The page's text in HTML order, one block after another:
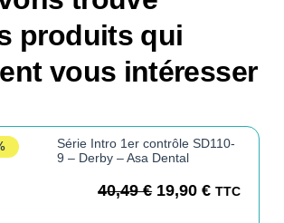
produits qui
vous intéresser
Série Intro 1er contrôle SD110-
9 – Derby – Asa Dental
40,49€ 19,90€ TTC